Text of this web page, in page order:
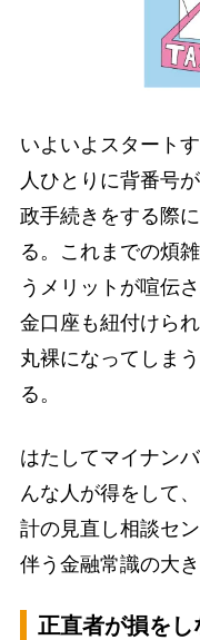
いよいよスタート
人ひとりに背番号
政手続きをする際
る。これまでの煩
うメリットが喧伝
金口座も紐付けら
丸裸になってしま
る。
はたしてマイナン
んな人が得をして
計の見直し相談セ
伴う金融常識の大
正直者が損を